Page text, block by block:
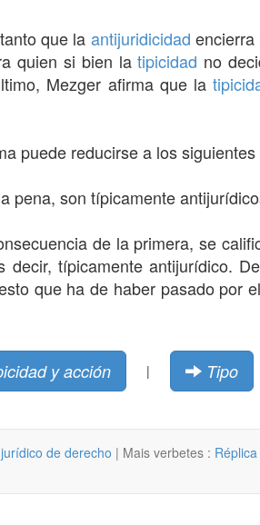
que la antijuridicidad encierra
quien si bien latipicidad no
Mezger afirma que la
puede reducirse a los siguientes
pena, son típicamente
de la primera, se
decir, típicamente antijurídico.
que ha de haber pasado por
y acción | Tipo
de derecho | Mais verbetes :